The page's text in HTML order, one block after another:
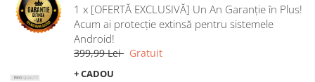
1 x [OFERTĂ EXCLUSIVĂ] Un An Garanție în Plus!
Acum ai protecție extinsă pentru sistemele
Android!
399,99 Lei Gratuit
+ CADOU